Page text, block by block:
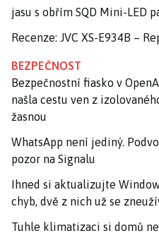
jasu s obřím SQD Mini-LED
Recenze: JVC XS-E934B –
BEZPEČNOST
Bezpečnostní fiasko v
našla cestu ven z
žasnou
WhatsApp není jediný.
pozor na Signalu
Ihned si aktualizujte
chyb, dvě z nich už se
Tuhle klimatizaci si domů